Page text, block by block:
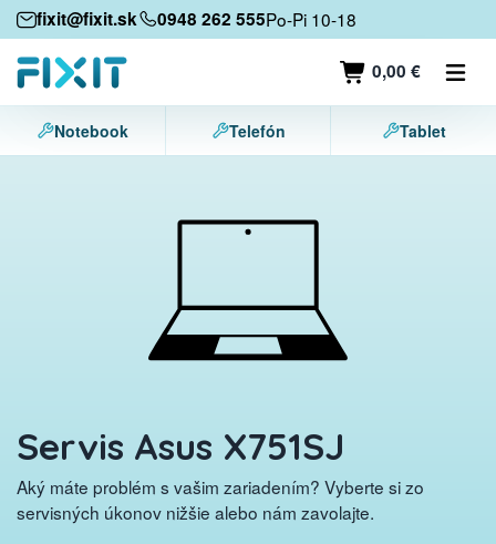
fixit@fixit.sk 0948 262 555Po-Pi 10-18
0,00 €
Mobilné zariadenia
Mobilné telefóny
Tablety
Notebook Telefón Tablet
Servis Asus X751SJ
Aký máte problém s vašim zariadením? Vyberte si zo
servisných úkonov nižšie alebo nám zavolajte.